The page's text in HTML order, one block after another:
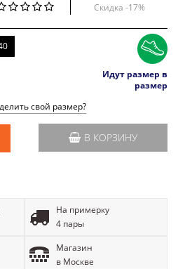
Скидка -17%
Идут размер в
размер
свой размер?
В КОРЗИНУ
На примерку
4 пары
Магазин
в Москве